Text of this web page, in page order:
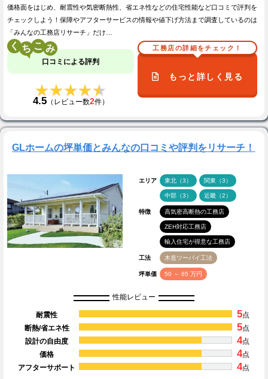
価格面をはじめ、耐震性や気密断熱性、省エネ性などの住宅性能など口コミで評判を
チェックしよう！保障やアフターサービスの情報や値下げ方法まで調査しているのは
「みんなの工務店リサーチ」だけ…
く こ
口コミによる評判
★★★★★
★★★★★
4.5（レビュー数2件）
工務店の詳細をチェック！
もっと詳しく見る
GLホームの坪単価とみんなの口コミや評判をリサーチ！
エリア 東北（3） 関東（3）
中部（3） 近畿（2）
特徴 高気密高断熱の工務店
ZEH対応工務店
輸入住宅が得意な工務店
工法 木造ツーバイ工法
坪単価 50 ～ 65 万円
性能レビュー
耐震性 5点
断熱/省エネ性
5点
設計の自由度
4点
価格
4点
アフターサポート
4点